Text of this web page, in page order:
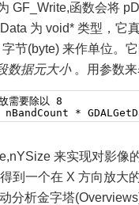
GF_Write,函数会将
为 void* 类型，它
节(byte) 来作单位。
数据元大小。用参数来
需要除以 8
*
来实现对影像
到一个在 X 方向放大
分析金字塔